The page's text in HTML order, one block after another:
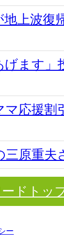
地上波復
げます」
マ応援割
三原重夫
ドトッ
ー